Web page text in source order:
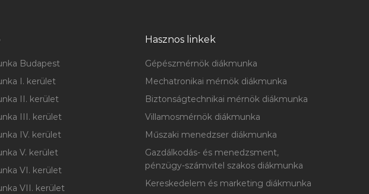
Budapest
I. kerület
II. kerület
III. kerület
IV. kerület
V. kerület
VI. kerület
VII. kerület
Hasznos linkek
Gépészmérnök diákmunka
Mechatronikai mérnök diákmunka
Biztonságtechnikai mérnök diákmunka
Villamosmérnök diákmunka
Műszaki menedzser diákmunka
Gazdálkodás- és menedzsment,
pénzügy-számvitel szakos diákmunka
Kereskedelem és marketing diákmunka